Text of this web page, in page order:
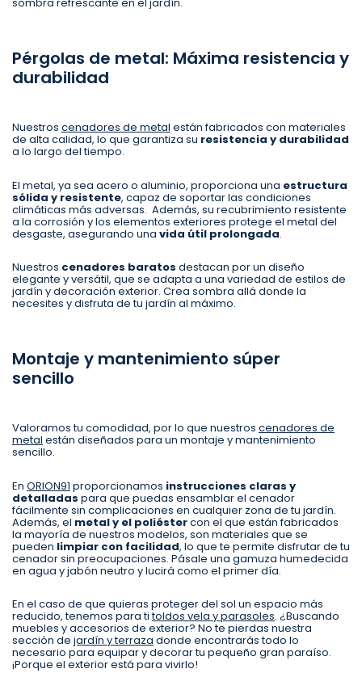
Pérgolas de metal: Máxima resistencia y
durabilidad
Nuestros cenadores de metal están fabricados con materiales
de alta calidad, lo que garantiza su resistencia y durabilidad
a lo largo del tiempo.
El metal, ya sea acero o aluminio, proporciona una estructura
sólida y resistente, capaz de soportar las condiciones
climáticas más adversas. Además, su recubrimiento resistente
a la corrosión y los elementos exteriores protege el metal del
desgaste, asegurando una vida útil prolongada.
Nuestros cenadores baratos destacan por un diseño
elegante y versátil, que se adapta a una variedad de estilos de
jardín y decoración exterior. Crea sombra allá donde la
necesites y disfruta de tu jardín al máximo.
Montaje y mantenimiento súper
sencillo
Valoramos tu comodidad, por lo que nuestros cenadores de
metal están diseñados para un montaje y mantenimiento
sencillo.
En ORION91 proporcionamos instrucciones claras y
detalladas para que puedas ensamblar el cenador
fácilmente sin complicaciones en cualquier zona de tu jardín.
Además, el metal y el poliéstercon el que están fabricados
la mayoría de nuestros modelos, son materiales que se
pueden limpiar con facilidad, lo que te permite disfrutar de tu
cenador sin preocupaciones. Pásale una gamuza humedecida
en agua y jabón neutro y lucirá como el primer día.
En el caso de que quieras proteger del sol un espacio más
reducido, tenemos para titoldos vela y parasoles. ¿Buscando
muebles y accesorios de exterior? No te pierdas nuestra
sección de jardín y terraza donde encontrarás todo lo
necesario para equipar y decorar tu pequeño gran paraíso.
¡Porque el exterior está para vivirlo!